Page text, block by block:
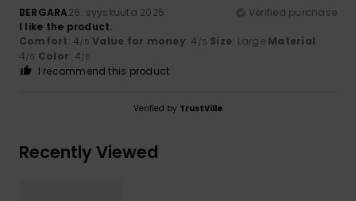
BERGARA26. syyskuuta 2025
Verified purchase
I like the product.
Comfort: 4/5 Value for money: 4 /5 Size: Large Material:
4/5 Color: 4/5
I recommend this product
Verified by TrustVille
Recently Viewed